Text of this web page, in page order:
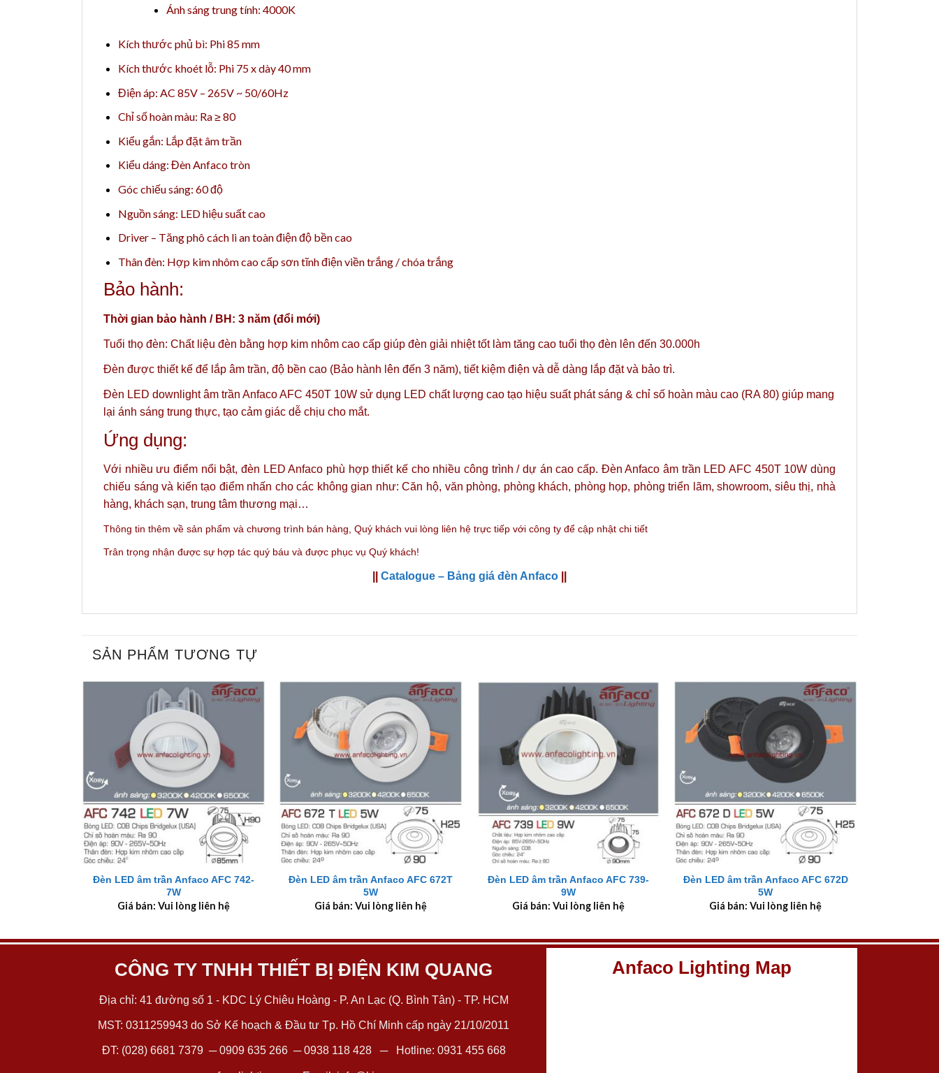
Ánh sáng trung tính: 4000K
Kích thước phủ bì: Phi 85 mm
Kích thước khoét lỗ: Phi 75 x dày 40 mm
Điện áp: AC 85V – 265V ~ 50/60Hz
Chỉ số hoàn màu: Ra ≥ 80
Kiểu gắn: Lắp đặt âm trần
Kiểu dáng: Đèn Anfaco tròn
Góc chiếu sáng: 60 độ
Nguồn sáng: LED hiệu suất cao
Driver – Tăng phô cách li an toàn điện độ bền cao
Thân đèn: Hợp kim nhôm cao cấp sơn tĩnh điện viền trắng / chóa trắng
Bảo hành:
Thời gian bảo hành / BH: 3 năm (đổi mới)
Tuổi thọ đèn: Chất liệu đèn bằng hợp kim nhôm cao cấp giúp đèn giải nhiệt tốt làm tăng cao tuổi thọ đèn lên đến 30.000h
Đèn được thiết kế để lắp âm trần, độ bền cao (Bảo hành lên đến 3 năm), tiết kiệm điện và dễ dàng lắp đặt và bảo trì.
Đèn LED downlight âm trần Anfaco AFC 450T 10W sử dụng LED chất lượng cao tạo hiệu suất phát sáng & chỉ số hoàn màu cao (RA 80) giúp mang
lại ánh sáng trung thực, tạo cảm giác dễ chịu cho mắt.
Ứng dụng:
Với nhiều ưu điểm nổi bật, đèn LED Anfaco phù hợp thiết kế cho nhiều công trình / dự án cao cấp. Đèn Anfaco âm trần LED AFC 450T 10W dùng
chiếu sáng và kiến tạo điểm nhấn cho các không gian như: Căn hộ, văn phòng, phòng khách, phòng họp, phòng triển lãm, showroom, siêu thị, nhà
hàng, khách sạn, trung tâm thương mại…
Thông tin thêm về sản phẩm và chương trình bán hàng, Quý khách vui lòng liên hệ trực tiếp với công ty để cập nhật chi tiết
Trân trọng nhận được sự hợp tác quý báu và được phục vụ Quý khách!
Catalogue – Bảng giá đèn Anfaco
SẢN PHẨM TƯƠNG TỰ
+
Đèn LED âm trần Anfaco AFC 742-
7W
Giá bán: Vui lòng liên hệ
+
Đèn LED âm trần Anfaco AFC 672T
5W
Giá bán: Vui lòng liên hệ
+
Đèn LED âm trần Anfaco AFC 739-
9W
Giá bán: Vui lòng liên hệ
+
Đèn LED âm trần Anfaco AFC 672D
5W
Giá bán: Vui lòng liên hệ
CÔNG TY TNHH THIẾT BỊ ĐIỆN KIM QUANG
Địa chỉ: 41 đường số 1 - KDC Lý Chiêu Hoàng - P. An Lạc (Q. Bình Tân) - TP. HCM
MST: 0311259943 do Sở Kế hoạch & Đầu tư Tp. Hồ Chí Minh cấp ngày 21/10/2011
ĐT: (028) 6681 7379 ─0909 635 266─0938 118 428─ Hotline: 0931 455 668
Anfaco Lighting Map